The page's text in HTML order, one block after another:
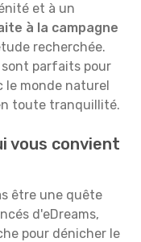
et à un
à la campagne
recherchée.
parfaits pour
le monde naturel
toute tranquillité.
vous convient
être une quête
d'eDreams,
pour dénicher le